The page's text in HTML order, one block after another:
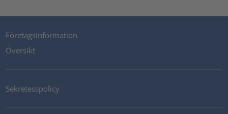
Företagsinformation
Översikt
Sekretesspolicy